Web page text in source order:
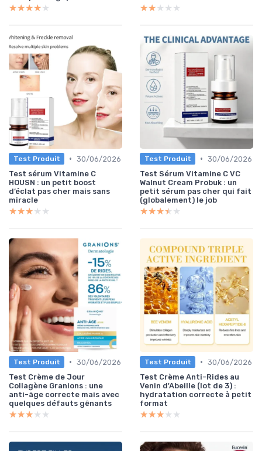
★★★★★
★★★★★ ★★★★★
★★★★★
Test Produit • 30/06/2026
Test sérum Vitamine C
HOUSN : un petit boost
d’éclat pas cher mais sans
miracle
★★★★★
★★★★★
Test Produit • 30/06/2026
Test Sérum Vitamine C VC
Walnut Cream Probuk : un
petit sérum pas cher qui fait
(globalement) le job
★★★★★
★★★★★
Test Produit • 30/06/2026
Test Crème de Jour
Collagène Granions : une
anti-âge correcte mais avec
quelques défauts gênants
★★★★★
★★★★★
Test Produit • 30/06/2026
Test Crème Anti-Rides au
Venin d'Abeille (lot de 3) :
hydratation correcte à petit
format
★★★★★
★★★★★